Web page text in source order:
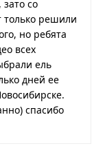
со
только решили
но ребята
всех
ель
дней ее
спасибо